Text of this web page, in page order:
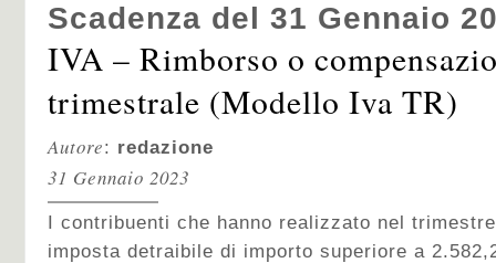
Scadenza del 31 Gennaio
IVA – Rimborso o
trimestrale (Modello Iva TR)
Autore: redazione
31 Gennaio 2023
I contribuenti che hanno realizzato nel
imposta detraibile di importo superiore a